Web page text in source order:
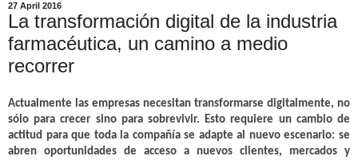
27 April 2016
La transformación digital de la industria
farmacéutica, un camino a medio
recorrer
Actualmente las empresas necesitan transformarse digitalmente, no
sólo para crecer sino para sobrevivir. Esto requiere un cambio de
actitud para que toda la compañía se adapte al nuevo escenario: se
abren oportunidades de acceso a nuevos clientes, mercados y